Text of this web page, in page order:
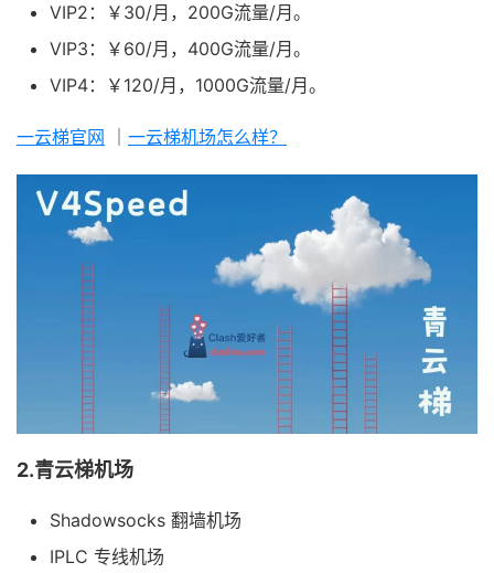
VIP2：￥30/月，200G流量/月。
VIP3：￥60/月，400G流量/月。
VIP4：￥120/月，1000G流量/月。
一云梯官网 一云梯机场怎么样？
2.青云梯机场
Shadowsocks 翻墙机场
IPLC 专线机场